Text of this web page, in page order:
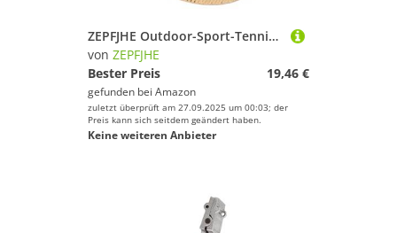
ZEPFJHE Outdoor-Sport-Tennisschläger zum Schwingen von Gewichten, Hilfsmittel für Tennisspieler und Trainer für verbesserte Kontrolle
von ZEPFJHE
Bester Preis
19,46 €
gefunden bei Amazon
zuletzt überprüft am 27.09.2025 um 00:03; der
Preis kann sich seitdem geändert haben.
Keine weiteren Anbieter